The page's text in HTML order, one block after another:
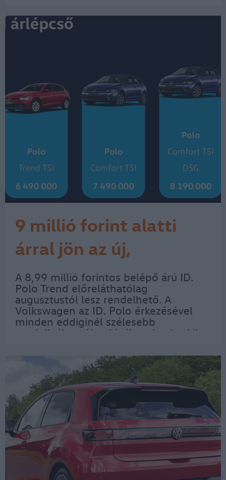
százalékkal haladta meg az elmúlt év
azonos…
9 millió forint alatti
árral jön az új,
elektromos ID. Polo
A 8,99 millió forintos belépő árú ID.
Polo Trend előreláthatólag
augusztustól lesz rendelhető. A
Volkswagen az ID. Polo érkezésével
minden eddiginél szélesebb
modellválasztékot kínál azoknak, akik
döntenek. Erre a kivitelre egyelőre
érdeklődést lehet jelezni…